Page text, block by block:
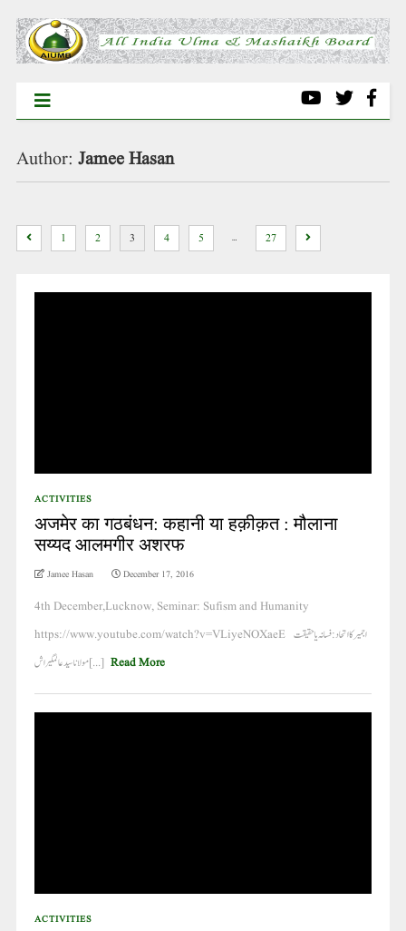
Author: Jamee Hasan
1 2 3 4 5 … 27
ACTIVITIES
अजमेर का गठबंधन: कहानी या हक़ीक़त : मौलाना
सय्यद आलमगीर अशरफ
Jamee Hasan December 17, 2016
4th December,Lucknow, Seminar: Sufism and Humanity
https://www.youtube.com/watch?v=VLiyeNOXaeE اجمیر کا اتحاد: فسانہ یا حقیقت
مولاناسیدعالمگیر اش [...] Read More
ACTIVITIES